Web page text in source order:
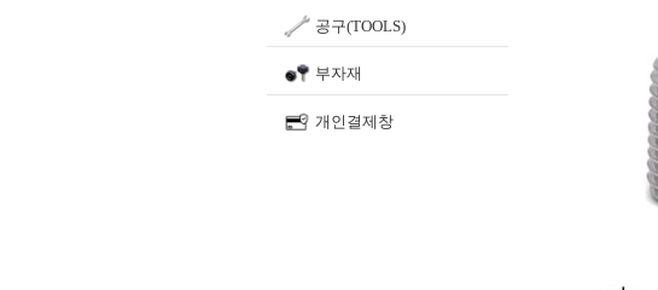
공구(TOOLS)
부자재
개인결제창